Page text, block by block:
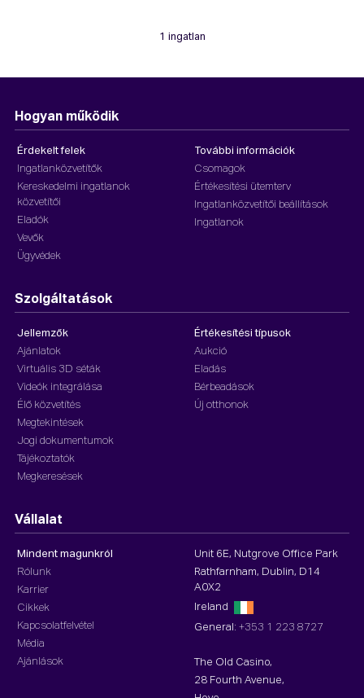
1 ingatlan
Hogyan működik
Érdekelt felek
Ingatlanközvetítők
Kereskedelmi ingatlanok
közvetítői
Eladók
Vevők
Ügyvédek
További információk
Csomagok
Értékesítési ütemterv
Ingatlanközvetítői beállítások
Ingatlanok
Szolgáltatások
Jellemzők
Ajánlatok
Virtuális 3D séták
Videók integrálása
Élő közvetítés
Megtekintések
Jogi dokumentumok
Tájékoztatók
Megkeresések
Értékesítési típusok
Aukció
Eladás
Bérbeadások
Új otthonok
Vállalat
Mindent magunkról
Rólunk
Karrier
Cikkek
Kapcsolatfelvétel
Média
Ajánlások
Unit 6E, Nutgrove Office Park
Rathfarnham, Dublin, D14
A0X2
Ireland
General: +353 1 223 8727
The Old Casino,
28 Fourth Avenue,